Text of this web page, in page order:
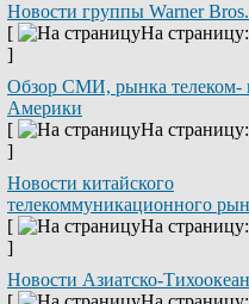
Новости группы Warner
[
На страницу:
]
Обзор СМИ, рынка телеком-
Америки
[
На страницу:
]
Новости китайского
телекоммуникационного
[
На страницу:
]
Новости Азиатско-